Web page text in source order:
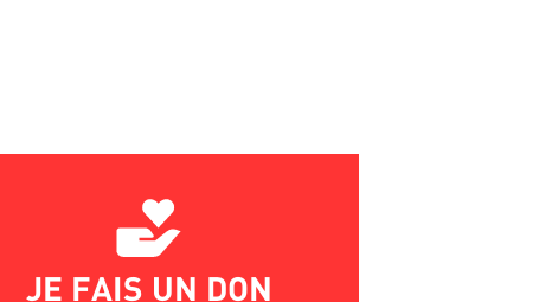
JE FAIS UN DON